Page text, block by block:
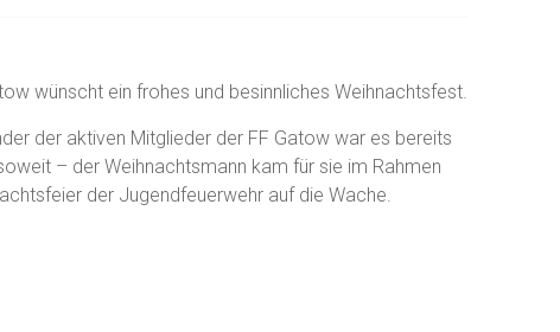
wünscht ein frohes und besinnliches Weihnachtsfest.
der aktiven Mitglieder der FF Gatow war es bereits
– der Weihnachtsmann kam für sie im Rahmen
der Jugendfeuerwehr auf die Wache.